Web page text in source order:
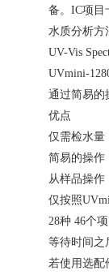
备。IC项目
水质分析方
UV-Vis
UVmini-
通过简易的
优点
仅需检水
简易的操作
从样品操作
仅按照
28种 46个
等待时间之
若使用选配